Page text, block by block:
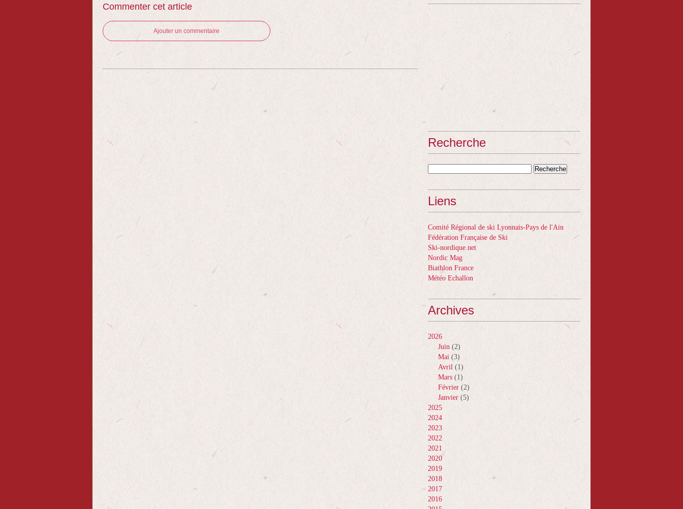
Commenter cet article
Ajouter un commentaire
Recherche
Liens
Comité Régional de ski Lyonnais-Pays de l'Ain
Fédération Française de Ski
Ski-nordique.net
Nordic Mag
Biathlon France
Météo Echallon
Archives
2026
Juin (2)
Mai (3)
Avril (1)
Mars (1)
Février (2)
Janvier (5)
2025
2024
2023
2022
2021
2020
2019
2018
2017
2016